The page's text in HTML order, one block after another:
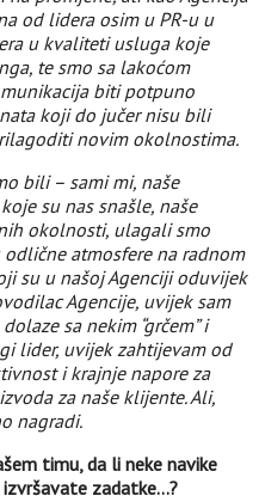
od lidera osim u PR-u u
u kvaliteti usluga koje
te smo sa lakoćom
biti potpuno
koji do jučer nisu bili
novim okolnostima.
bili – sami mi, naše
su nas snašle, naše
okolnosti, ulagali smo
atmosfere na radnom
su u našoj Agenciji oduvijek
Agencije, uvijek sam
sa nekim “grčem” i
lider, uvijek zahtijevam od
i krajnje napore za
za naše klijente. Ali,
nagradi.
timu, da li neke navike
izvršavate zadatke…?